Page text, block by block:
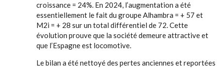
croissance = 24%. En 2024, l’augmentation a été
essentiellement le fait du groupe Alhambra = + 57 et
M2i = + 28 sur un total différentiel de 72. Cette
évolution prouve que la société demeure attractive et
que l’Espagne est locomotive.
Le bilan a été nettoyé des pertes anciennes et reportées